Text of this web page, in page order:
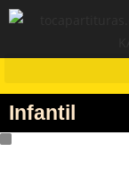
Infantil